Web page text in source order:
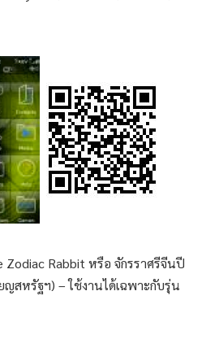
Rabbit หรือ จักรราศรีจีนปี
ญสหรัฐฯ) – ใช้งานได้เฉพาะกับรุ่น